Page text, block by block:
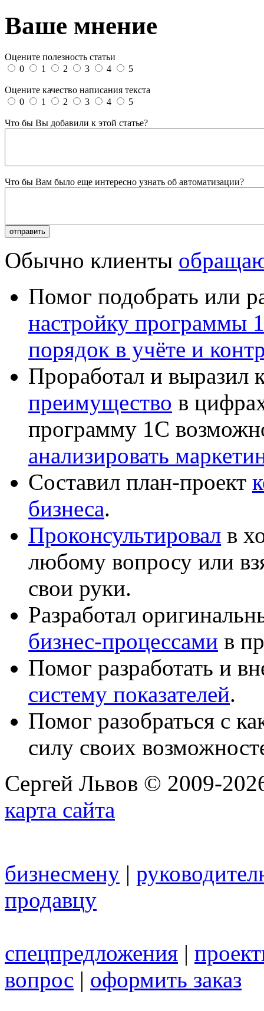
Ваше мнение
Оцените полезность статьи
0
1 2 3 4 5
Оцените качество написания текста
0
1 2 3 4 5
Что бы Вы добавили к этой статье?
Что бы Вам было еще интересно узнать об автоматизации?
Обычно клиенты
Помог подобрать или
настройку программы
порядок в учёте и
Проработал и выразил
преимущество в
программу 1С
анализировать
Составил план-проект
бизнеса.
Проконсультировал в
любому вопросу или
свои руки.
Разработал
бизнес-процессами в
Помог разработать и
систему показателей.
Помог разобраться с
силу своих
Сергей Львов © 2009-
карта сайта
бизнесмену |
продавцу
спецпредложения |
вопрос | оформить заказ